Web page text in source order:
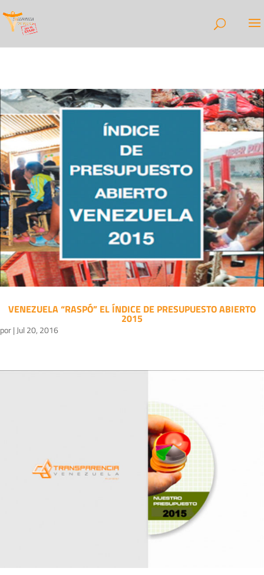
VENEZUELA “RASPÓ” EL ÍNDICE DE PRESUPUESTO ABIERTO
2015
por| Jul 20, 2016